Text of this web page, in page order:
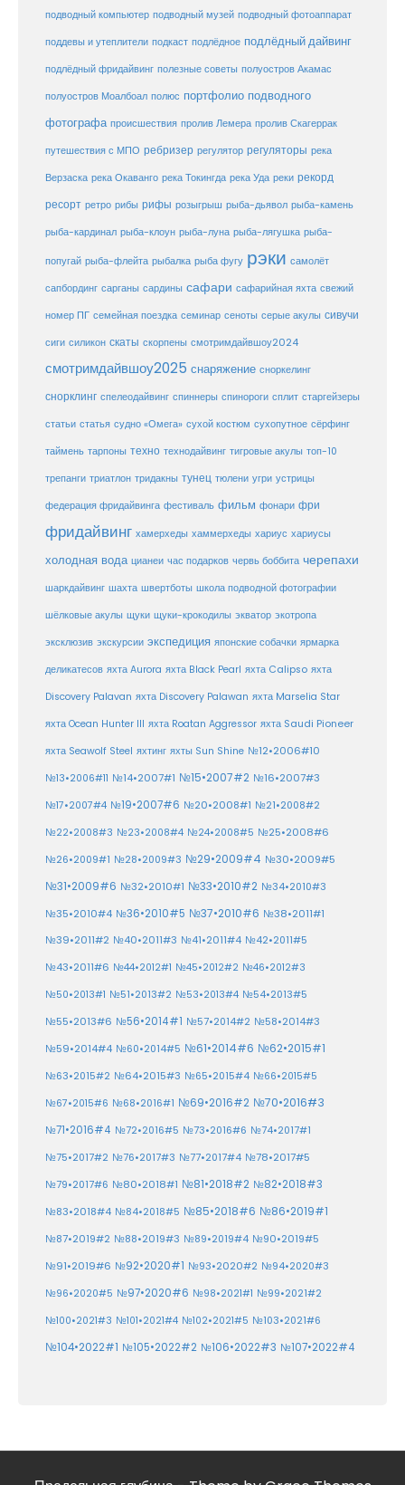
подводный компьютер подводный музей подводный фотоаппарат
поддевы и утеплители подкаст подлёдное подлёдный дайвинг
подлёдный фридайвинг полезные советы полуостров Акамас
полуостров Моалбоал полюс портфолио подводного
фотографа происшествия пролив Лемера пролив Скагеррак
путешествия с МПО ребризер регулятор регуляторы река
Верзаска река Окаванго река Токингда река Уда реки рекорд
ресорт ретро рибы рифы розыгрыш рыба-дьявол рыба-камень
рыба-кардинал рыба-клоун рыба-луна рыба-лягушка рыба-
попугай рыба-флейта рыбалка рыба фугу рэки самолёт
сапбординг сарганы сардины сафари сафарийная яхта свежий
номер ПГ семейная поездка семинар сеноты серые акулы сивучи
сиги силикон скаты скорпены смотримдайвшоу2024
смотримдайвшоу2025 снаряжение сноркелинг
снорклинг спелеодайвинг спиннеры спинороги сплит старгейзеры
статьи статья судно «Омега» сухой костюм сухопутное сёрфинг
таймень тарпоны техно технодайвинг тигровые акулы топ-10
трепанги триатлон тридакны тунец тюлени угри устрицы
федерация фридайвинга фестиваль фильм фонари фри
фридайвинг хамерхеды хаммерхеды хариус хариусы
холодная вода цианеи час подарков червь боббита черепахи
шаркдайвинг шахта швертботы школа подводной фотографии
шёлковые акулы щуки щуки-крокодилы экватор экотропа
эксклюзив экскурсии экспедиция японские собачки ярмарка
деликатесов яхта Aurora яхта Black Pearl яхта Calipso яхта
Discovery Palavan яхта Discovery Palawan яхта Marselia Star
яхта Ocean Hunter III яхта Roatan Aggressor яхта Saudi Pioneer
яхта Seawolf Steel яхтинг яхты Sun Shine №12•2006#10
№13•2006#11 №14•2007#1 №15•2007#2 №16•2007#3
№17•2007#4 №19•2007#6 №20•2008#1 №21•2008#2
№22•2008#3 №23•2008#4 №24•2008#5 №25•2008#6
№26•2009#1 №28•2009#3 №29•2009#4 №30•2009#5
№31•2009#6 №32•2010#1 №33•2010#2 №34•2010#3
№35•2010#4 №36•2010#5 №37•2010#6 №38•2011#1
№39•2011#2 №40•2011#3 №41•2011#4 №42•2011#5
№43•2011#6 №44•2012#1 №45•2012#2 №46•2012#3
№50•2013#1 №51•2013#2 №53•2013#4 №54•2013#5
№55•2013#6 №56•2014#1 №57•2014#2 №58•2014#3
№59•2014#4 №60•2014#5 №61•2014#6 №62•2015#1
№63•2015#2 №64•2015#3 №65•2015#4 №66•2015#5
№67•2015#6 №68•2016#1 №69•2016#2 №70•2016#3
№71•2016#4 №72•2016#5 №73•2016#6 №74•2017#1
№75•2017#2 №76•2017#3 №77•2017#4 №78•2017#5
№79•2017#6 №80•2018#1 №81•2018#2 №82•2018#3
№83•2018#4 №84•2018#5 №85•2018#6 №86•2019#1
№87•2019#2 №88•2019#3 №89•2019#4 №90•2019#5
№91•2019#6 №92•2020#1 №93•2020#2 №94•2020#3
№96•2020#5 №97•2020#6 №98•2021#1 №99•2021#2
№100•2021#3 №101•2021#4 №102•2021#5 №103•2021#6
№104•2022#1 №105•2022#2 №106•2022#3 №107•2022#4